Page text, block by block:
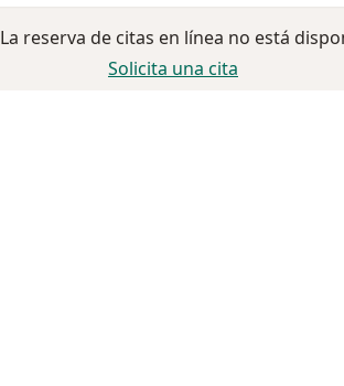
La reserva de citas en línea no está
Solicita una cita